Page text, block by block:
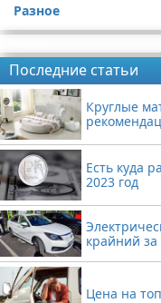
Разное
Последние статьи
Круглые
Есть куда
2023 год
крайний за
Цена на